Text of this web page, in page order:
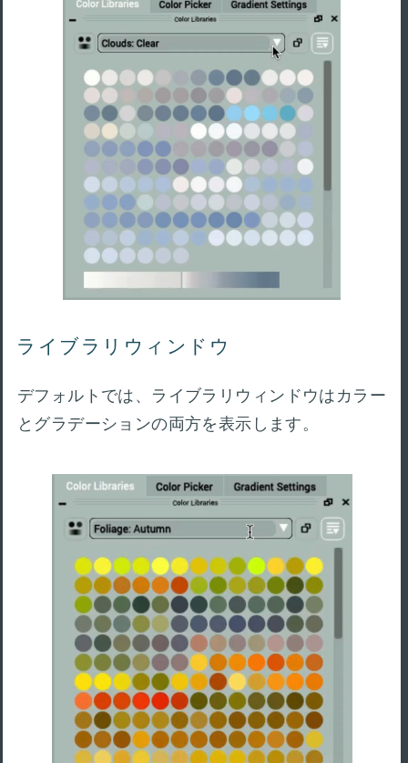
ライブラリウィンドウ
デフォルトでは、ライブラリウィンドウはカラー
とグラデーションの両方を表示します。